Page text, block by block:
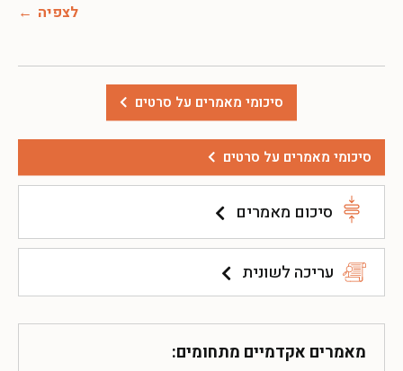
סיכומי מאמרים על סרטים
סיכום מאמרים
עריכה לשונית
מאמרים אקדמיים מתחומים:
לצפיה
סיכומי מאמרים על סרטים